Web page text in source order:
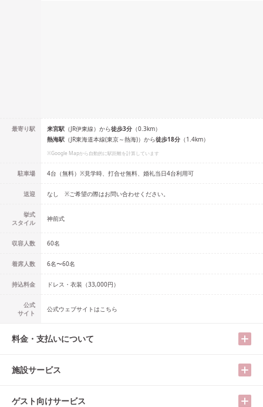
最寄り駅 来宮駅 （JR伊東線） から徒歩3分 （0.3km）
熱海駅 （JR東海道本線(東京～熱海)） から徒歩18分 （1.4km）
※Google Mapから自動的に駅距離を計算しています
駐車場 4台（無料）※見学時、打合せ無料、婚礼当日4台利用可
送迎 なし ※ご希望の際はお問い合わせください。
挙式
スタイル
神前式
収容人数 60名
着席人数 6名〜60名
持込料金 ドレス・衣装（33,000円）
公式
サイト
公式ウェブサイトはこちら
料金・支払いについて
施設サービス
ゲスト向けサービス